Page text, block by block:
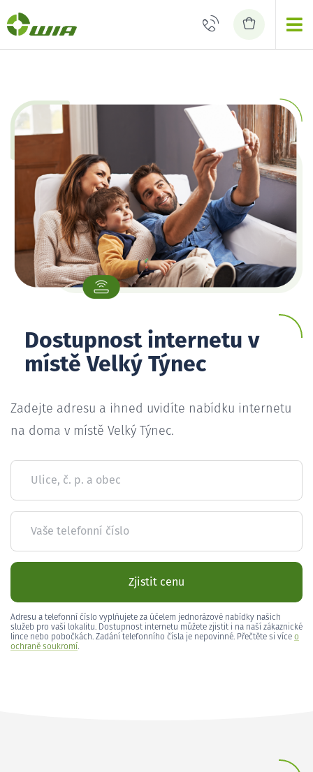
Dostupnost internetu v
místě Velký Týnec
Zadejte adresu a ihned uvidíte nabídku internetu
na doma v místě Velký Týnec.
Ulice, č. p. a obec
Vaše telefonní číslo
Zjistit cenu
Adresu a telefonní číslo vyplňujete za účelem jednorázové nabídky našich
služeb pro vaši lokalitu. Dostupnost internetu můžete zjistit i na naší zákaznické
lince nebo pobočkách. Zadání telefonního čísla je nepovinné. Přečtěte si více o
ochraně soukromí.